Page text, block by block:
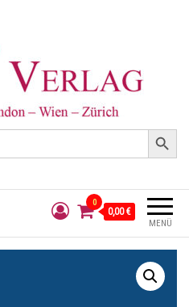
Search Button
MENÜ
0
0,00 €